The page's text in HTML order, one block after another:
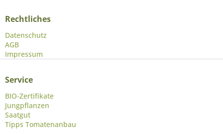
Rechtliches
Datenschutz
AGB
Impressum
Service
BIO-Zertifikate
Jungpflanzen
Saatgut
Tipps Tomatenanbau